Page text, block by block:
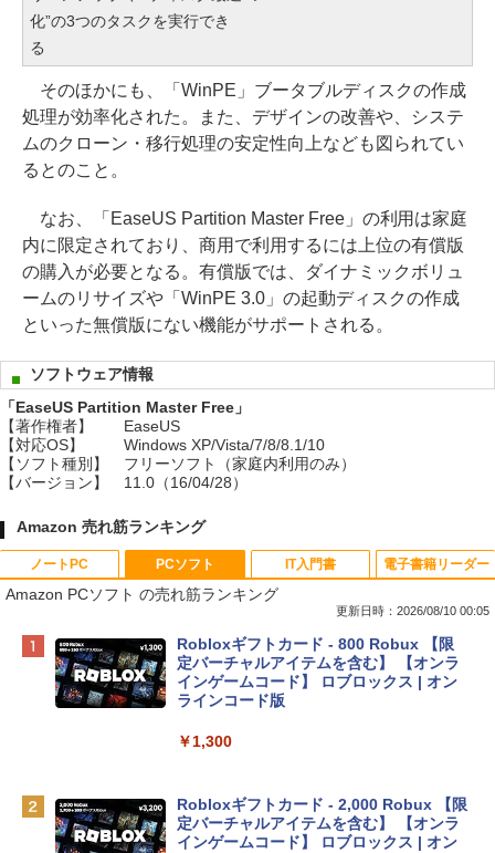
化”の3つのタスクを実行でき
る
そのほかにも、「WinPE」ブータブルディスクの作成
処理が効率化された。また、デザインの改善や、システ
ムのクローン・移行処理の安定性向上なども図られてい
るとのこと。
なお、「EaseUS Partition Master Free」の利用は家庭
内に限定されており、商用で利用するには上位の有償版
の購入が必要となる。有償版では、ダイナミックボリュ
ームのリサイズや「WinPE 3.0」の起動ディスクの作成
といった無償版にない機能がサポートされる。
ソフトウェア情報
「EaseUS Partition Master Free」
【著作権者】
EaseUS
【対応OS】
Windows XP/Vista/7/8/8.1/10
【ソフト種別】
フリーソフト（家庭内利用のみ）
【バージョン】
11.0（16/04/28）
Amazon 売れ筋ランキング
ノートPC
Apple 2026 MacBook Neo A18 Proチッ
プ搭載13インチノートブック：AIとAppl
e Intelligence、Liquid Retinaディスプ
レイ、8GBメモリ、512GB SSD、1080p
ィゴ + 3年延長 AppleCare+ for 13インチ
￥162,598
PCソフト
Amazon PCソフト の売れ筋ランキング
更新日時：2026/08/10 00:05
Robloxギフトカード - 800 Robux 【限
定バーチャルアイテムを含む】 【オンラ
インゲームコード】 ロブロックス | オン
ラインコード版
￥1,300
Robloxギフトカード - 2,000 Robux 【限
定バーチャルアイテムを含む】 【オンラ
インゲームコード】 ロブロックス | オン
IT入門書 電子書籍リーダー